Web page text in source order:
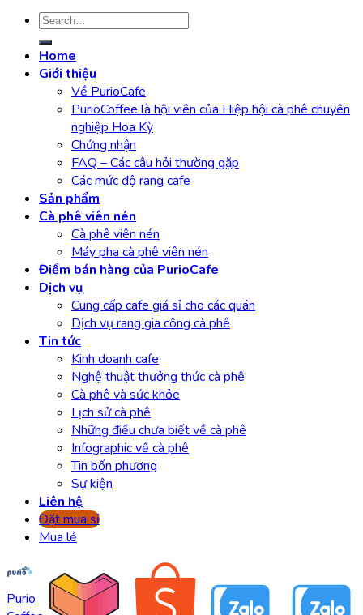
Home
Giới thiệu
Về PurioCafe
PurioCoffee là hội viên của Hiệp hội cà phê chuyên
nghiệp Hoa Kỳ
Chứng nhận
FAQ – Các câu hỏi thường gặp
Các mức độ rang cafe
Sản phẩm
Cà phê viên nén
Cà phê viên nén
Máy pha cà phê viên nén
Điểm bán hàng của PurioCafe
Dịch vụ
Cung cấp cafe giá sỉ cho các quán
Dịch vụ rang gia công cà phê
Tin tức
Kinh doanh cafe
Nghệ thuật thưởng thức cà phê
Cà phê và sức khỏe
Lịch sử cà phê
Những điều chưa biết về cà phê
Infographic về cà phê
Tin bốn phương
Sự kiện
Liên hệ
Đặt mua sỉ
Mua lẻ
Purio